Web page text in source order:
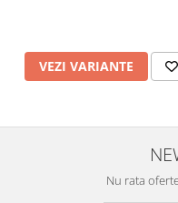
VEZI VARIANTE
Nu rata